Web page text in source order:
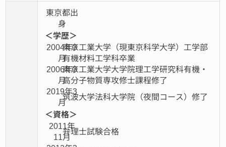
東京都出
身
＜学歴＞
2004年3
月
東京工業大学（現東京科学大学）工学部
有機材料工学科卒業
2006年3
月
東京工業大学大学院理工学研究科有機・
高分子物質専攻修士課程修了
2019年3
月筑波大学法科大学院（夜間コース）修了
＜資格＞
2011年
11月弁理士試験合格